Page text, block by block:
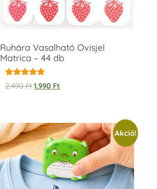
Ruhára Vasalható Ovisjel
Matrica – 44 db
Értékelés:
5.00
2.490Ft 1.990 Ft
Akció!